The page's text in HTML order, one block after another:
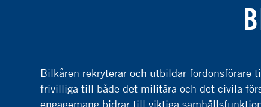
Bilkåren rekryterar och utbildar fordonsförare
frivilliga till både det militära och det civila
engagemang bidrar till viktiga